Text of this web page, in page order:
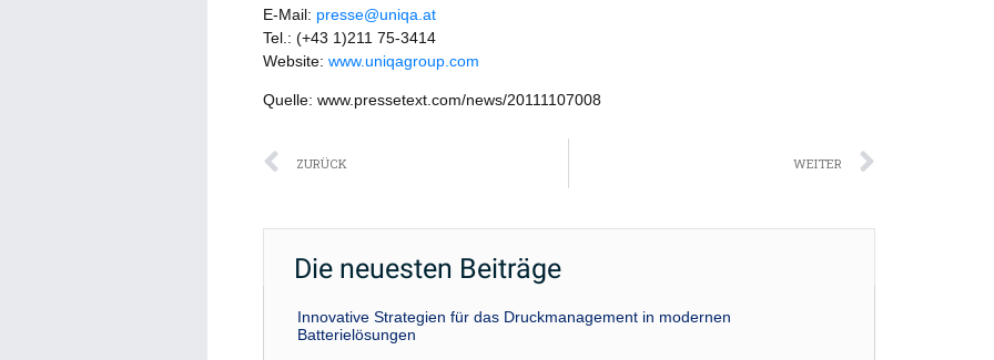
E-Mail: presse@uniqa.at
Tel.: (+43 1)211 75-3414
Website: www.uniqagroup.com
Quelle: www.pressetext.com/news/20111107008
Zurück
ZURÜCK WEITER
Die neuesten Beiträge
Innovative Strategien für das Druckmanagement in modernen
Batterielösungen